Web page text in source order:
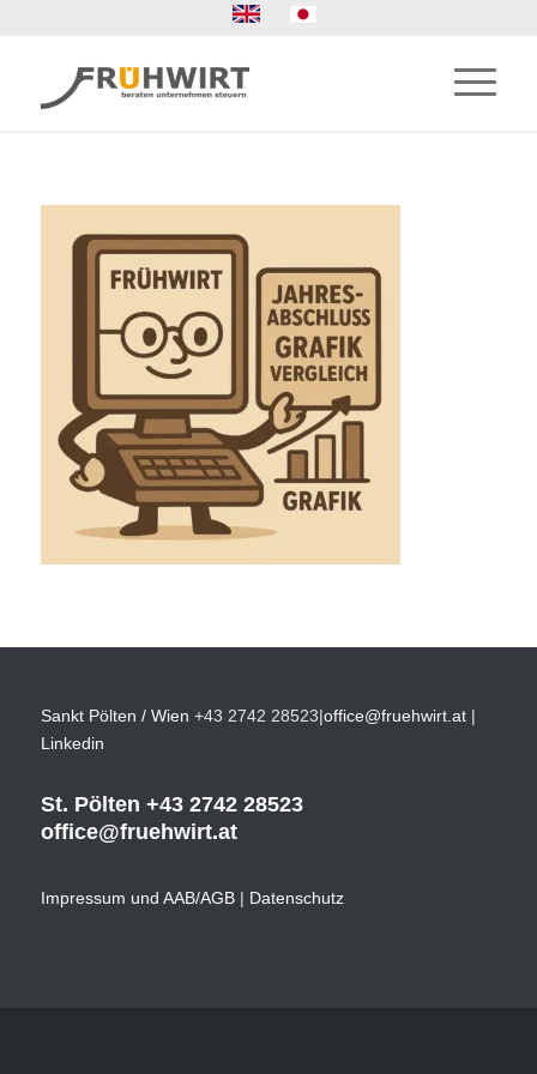
Sankt Pölten / Wien +43 2742 28523|office@fruehwirt.at|
Linkedin
St. Pölten +43 2742 28523
office@fruehwirt.at
Impressum und AAB/AGB| Datenschutz